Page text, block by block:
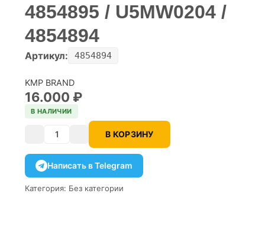
4854895 / U5MW0204 /
4854894
Артикул: 4854894
KMP BRAND
16.000 ₽
В НАЛИЧИИ
Количество В КОРЗИНУ
Написать в Telegram
Категория: Без категории